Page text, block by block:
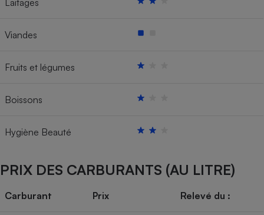
Viandes
Fruits et légumes
Boissons
Hygiène Beauté
PRIX DES CARBURANTS (AU LITRE)
Carburant Prix Relevé du :